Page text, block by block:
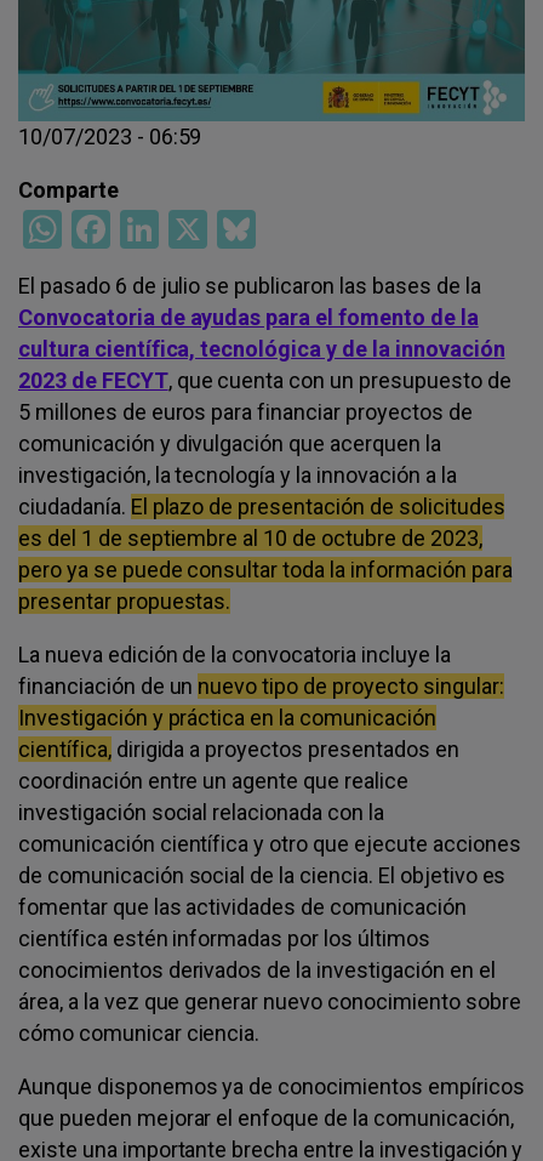
10/07/2023 - 06:59
WhatsApp
Facebook
LinkedIn
X
El pasado 6 de julio se publicaron las bases de la
Convocatoria de ayudas para el fomento de la
cultura científica, tecnológica y de la innovación
2023 de FECYT, que cuenta con un presupuesto de
5 millones de euros para financiar proyectos de
comunicación y divulgación que acerquen la
investigación, la tecnología y la innovación a la
ciudadanía. El plazo de presentación de solicitudes
es del 1 de septiembre al 10 de octubre de 2023,
pero ya se puede consultar toda la información para
presentar propuestas.
La nueva edición de la convocatoria incluye la
financiación de un nuevo tipo de proyecto singular:
Investigación y práctica en la comunicación
científica,dirigida a proyectos presentados en
coordinación entre un agente que realice
investigación social relacionada con la
comunicación científica y otro que ejecute acciones
de comunicación social de la ciencia. El objetivo es
fomentar que las actividades de comunicación
científica estén informadas por los últimos
conocimientos derivados de la investigación en el
área, a la vez que generar nuevo conocimiento sobre
cómo comunicar ciencia.
Aunque disponemos ya de conocimientos empíricos
que pueden mejorar el enfoque de la comunicación,
existe una importante brecha entre la investigación y